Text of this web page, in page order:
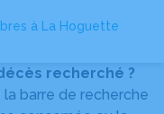
à La Hoguette
recherché ?
barre de recherche